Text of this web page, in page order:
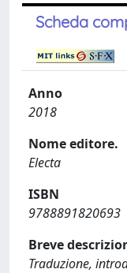
Scheda
Anno
2018
Nome editore.
Electa
ISBN
9788891820693
Breve
Traduzione,